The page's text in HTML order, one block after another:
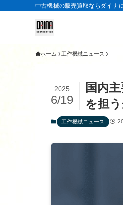
中古機械の販売買取ならダイナ
ホーム 工作機械ニュース
国内
を担
2025
6/19
工作機械ニュース